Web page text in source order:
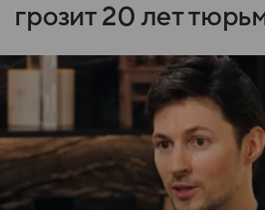
грозит 20 лет